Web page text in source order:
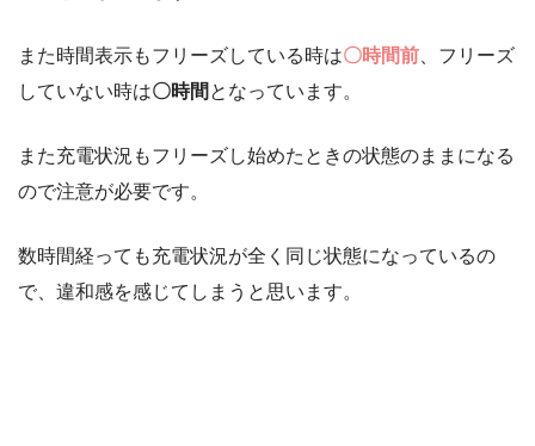
また時間表示もフリーズしている時は〇時間前 、フリーズ
していない時は〇時間 となっています。
また充電状況もフリーズし始めたときの状態のままになる
ので注意が必要です。
数時間経っても充電状況が全く同じ状態になっているの
で、違和感を感じてしまうと思います。